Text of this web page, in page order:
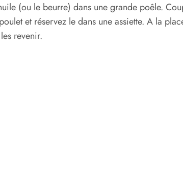
(ou le beurre) dans une grande poêle.
et réservez le dans une assiette. A la
revenir.